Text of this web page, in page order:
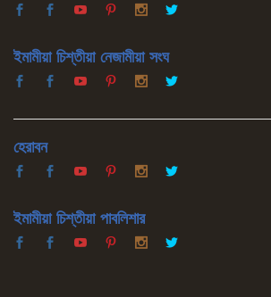
ইমামীয়া চিশ্‌তীয়া নেজামীয়া সংঘ
হেরাবন
ইমামীয়া চিশ্‌তীয়া পাবলিশার